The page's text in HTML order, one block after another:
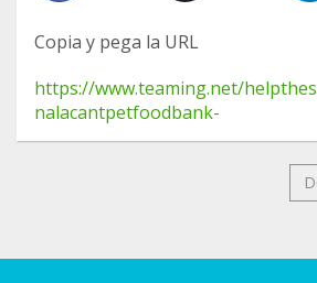
Copia y pega la URL
https://www.teaming.net/
nalacantpetfoodbank-